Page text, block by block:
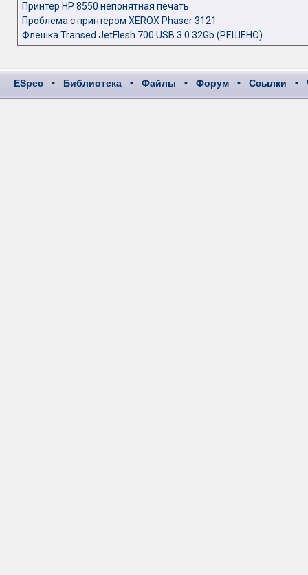
Принтер HP 8550 непонятная печать
Проблема с принтером XEROX Phaser 3121
Флешка Transed JetFlesh 700 USB 3.0 32Gb (РЕШЕНО)
ESpec • Библиотека • Файлы • Форум • Ссылки •